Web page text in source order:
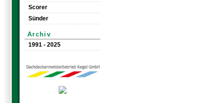
Scorer
Sünder
Archiv
1991 - 2025